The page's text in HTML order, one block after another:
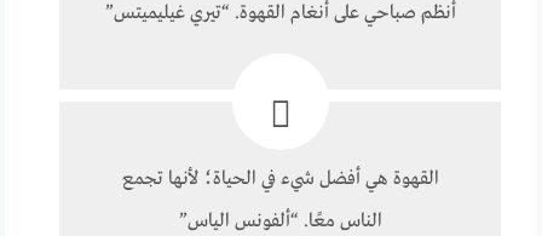
أنظم صباحي على أنغام القهوة. “تيري غيليميتس”
القهوة هي أفضل شيء في الحياة؛ لأنها تجمع
الناس معًا. “ألفونس الياس”